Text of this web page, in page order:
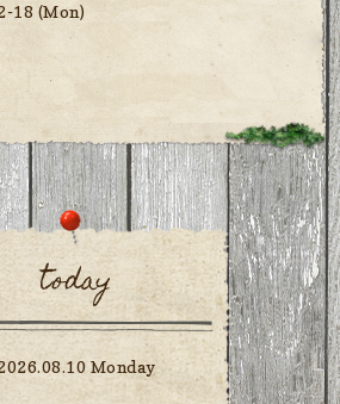
18 (Mon)
today
Monday